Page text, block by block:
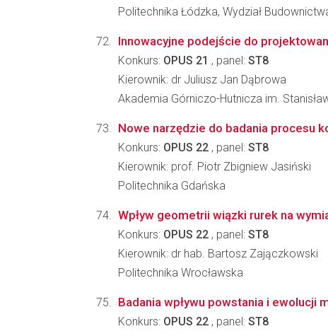
Politechnika Łódzka, Wydział
Innowacyjne podejście do
Konkurs: OPUS 21 , panel: ST8
Kierownik: dr Juliusz Jan Dąbrowa
Akademia Górniczo-Hutnicza im.
Nowe narzędzie do badania procesu
Konkurs: OPUS 22 , panel: ST8
Kierownik: prof. Piotr Zbigniew Jasiński
Politechnika Gdańska
Wpływ geometrii wiązki rurek na
Konkurs: OPUS 22 , panel: ST8
Kierownik: dr hab. Bartosz Zajączkowski
Politechnika Wrocławska
Badania wpływu powstania i ewolucji
Konkurs: OPUS 22 , panel: ST8